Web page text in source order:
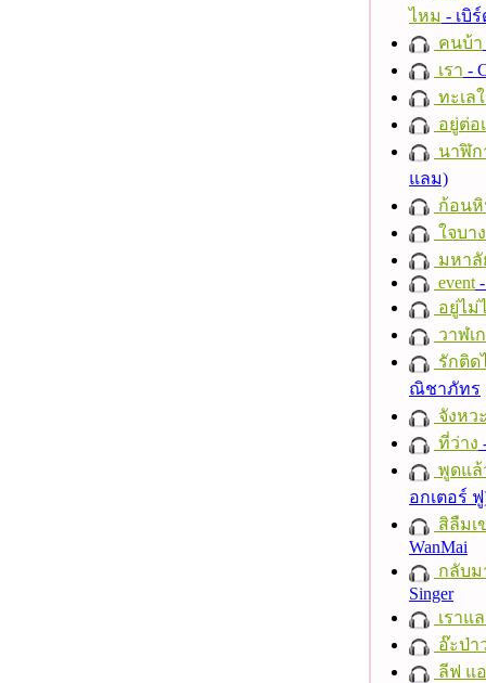
ไหม - เบิ
คนบ้า
เรา -
ทะเล
อยู่ต่อ
นาฬิก
แลม)
ก้อน
ใจบาง
มหาลั
event
อยู่ไม่
วาฬเ
รักติด
ณิชาภัทร
จังหว
ที่ว่าง
พูดแล้
อกเตอร์
สิลืมเ
WanMai
กลับม
Singer
เราแ
อ๊ะป่า
ลีฟ แอ